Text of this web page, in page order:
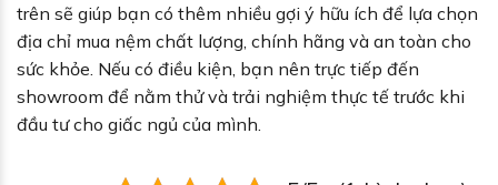
trên sẽ giúp bạn có thêm nhiều gợi ý hữu ích để lựa chọn
địa chỉ mua nệm chất lượng, chính hãng và an toàn cho
sức khỏe. Nếu có điều kiện, bạn nên trực tiếp đến
showroom để nằm thử và trải nghiệm thực tế trước khi
đầu tư cho giấc ngủ của mình.